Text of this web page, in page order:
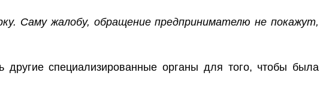
Саму жалобу, обращение предпринимателю не покажут,
другие специализированные органы для того, чтобы была